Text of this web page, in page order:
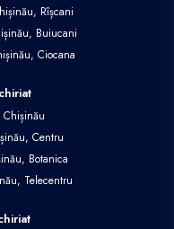
Rîșcani
Buiucani
Ciocana
Centru
Botanica
Telecentru